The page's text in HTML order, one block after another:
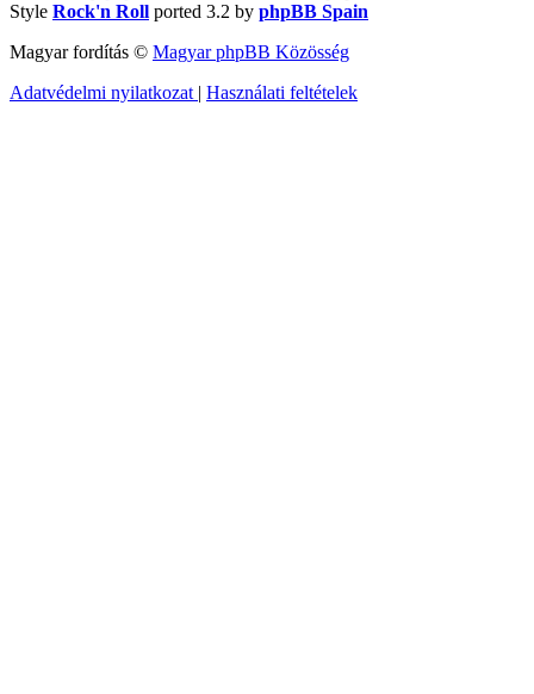
Style Rock'n Roll ported 3.2 by phpBB Spain
Magyar fordítás © Magyar phpBB Közösség
Adatvédelmi nyilatkozat
Használati feltételek